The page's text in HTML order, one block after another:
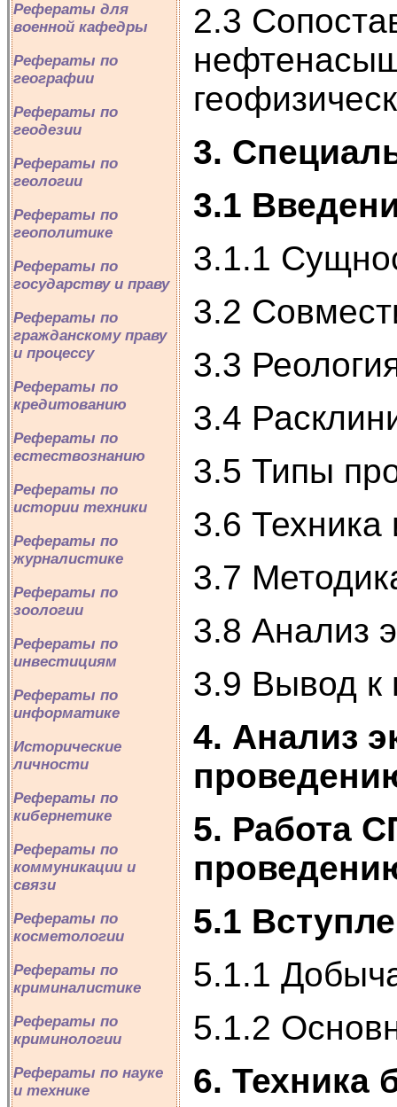
Рефераты для
военной кафедры
Рефераты по
географии
Рефераты по
геодезии
Рефераты по
геологии
Рефераты по
геополитике
Рефераты по
государству и праву
Рефераты по
гражданскому праву
и процессу
Рефераты по
кредитованию
Рефераты по
естествознанию
Рефераты по
истории техники
Рефераты по
журналистике
Рефераты по
зоологии
Рефераты по
инвестициям
Рефераты по
информатике
Исторические
личности
Рефераты по
кибернетике
Рефераты по
коммуникации и
связи
Рефераты по
косметологии
Рефераты по
криминалистике
Рефераты по
криминологии
Рефераты по науке
и технике
2.3
3.
3.1
3.1.1
3.2
3.3
3.4
3.5 Типы
3.6 Техника
3.7
3.8 Анализ
3.9 Вывод к
4. Анализ
5. Работа
5.1
5.1.1
5.1.2
6. Техника